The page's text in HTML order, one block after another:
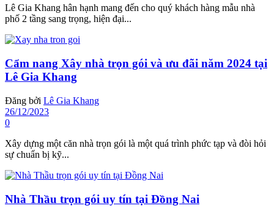
Lê Gia Khang hân hạnh mang đến cho quý khách hàng mẫu nhà
phố 2 tầng sang trọng, hiện đại...
Cẩm nang Xây nhà trọn gói và ưu đãi năm 2024 tại
Lê Gia Khang
Đăng bởi Lê Gia Khang
26/12/2023
0
Xây dựng một căn nhà trọn gói là một quá trình phức tạp và đòi hỏi
sự chuẩn bị kỹ...
Nhà Thầu trọn gói uy tín tại Đồng Nai